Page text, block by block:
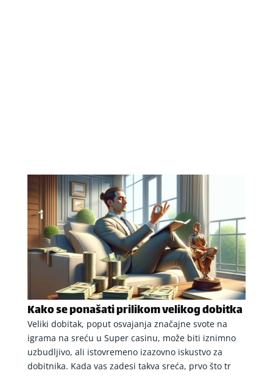
Kako se ponašati prilikom velikog dobitka
Veliki dobitak, poput osvajanja značajne svote na
igrama na sreću u Super casinu, može biti iznimno
uzbudljivo, ali istovremeno izazovno iskustvo za
dobitnika. Kada vas zadesi takva sreća, prvo što tr